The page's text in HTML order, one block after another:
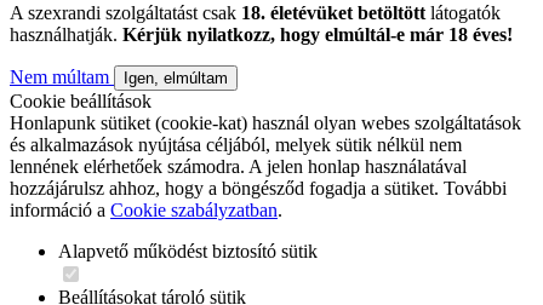
A szexrandi szolgáltatást csak 18. életévüket betöltött látogatók
használhatják. Kérjük nyilatkozz, hogy elmúltál-e már 18 éves!
Nem múltam Igen, elmúltam
Cookie beállítások
Honlapunk sütiket (cookie-kat) használ olyan webes szolgáltatások
és alkalmazások nyújtása céljából, melyek sütik nélkül nem
lennének elérhetőek számodra. A jelen honlap használatával
hozzájárulsz ahhoz, hogy a böngésződ fogadja a sütiket. További
információ a Cookie szabályzatban.
Alapvető működést biztosító sütik
Beállításokat tároló sütik